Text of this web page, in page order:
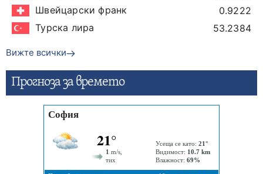
Швейцарски франк
0.9222
Турска лира
53.2384
Вижте всички
Прогнозa за времето